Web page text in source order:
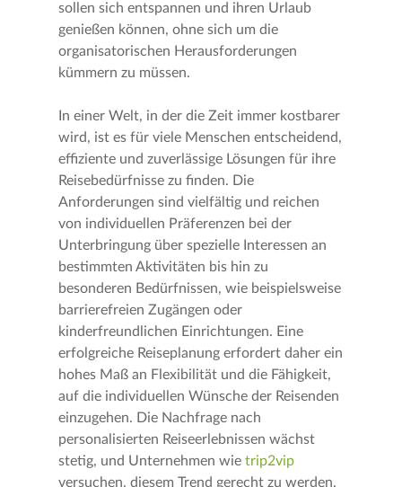
sollen sich entspannen und ihren Urlaub
genießen können, ohne sich um die
organisatorischen Herausforderungen
kümmern zu müssen.
In einer Welt, in der die Zeit immer kostbarer
wird, ist es für viele Menschen entscheidend,
effiziente und zuverlässige Lösungen für ihre
Reisebedürfnisse zu finden. Die
Anforderungen sind vielfältig und reichen
von individuellen Präferenzen bei der
Unterbringung über spezielle Interessen an
bestimmten Aktivitäten bis hin zu
besonderen Bedürfnissen, wie beispielsweise
barrierefreien Zugängen oder
kinderfreundlichen Einrichtungen. Eine
erfolgreiche Reiseplanung erfordert daher ein
hohes Maß an Flexibilität und die Fähigkeit,
auf die individuellen Wünsche der Reisenden
einzugehen. Die Nachfrage nach
personalisierten Reiseerlebnissen wächst
stetig, und Unternehmen wie trip2vip
versuchen, diesem Trend gerecht zu werden.